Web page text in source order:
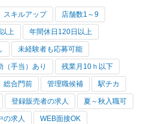
スキルアップ 店舗数1～9
上 年間休日120日以上
未経験者も応募可能
（手当）あり 残業月10ｈ以下
総合門前 管理職候補 駅チカ
登録販売者の求人 夏～秋入職可
の求人 WEB面接OK